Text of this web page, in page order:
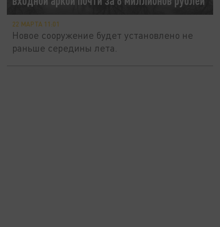
22 МАРТА 11:01
Новое сооружение будет установлено не
раньше середины лета.